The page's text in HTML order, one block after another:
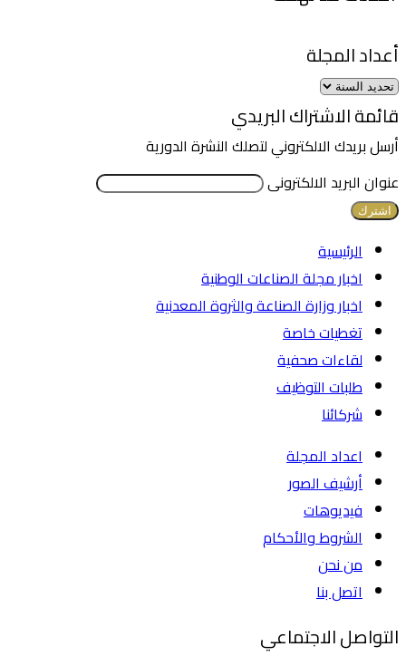
أعداد المجلة
قائمة الاشتراك البريدي
أرسل بريدك الالكتروني لتصلك النشرة الدورية
عنوان البريد الالكترونى
الرئيسية
اخبار مجلة الصناعات الوطنية
اخبار وزارة الصناعة والثروة المعدنية
تغطيات خاصة
لقاءات صحفية
طلبات التوظيف
شركائنا
اعداد المجلة
أرشيف الصور
فيديوهات
الشروط والأحكام
من نحن
اتصل بنا
التواصل الاجتماعي